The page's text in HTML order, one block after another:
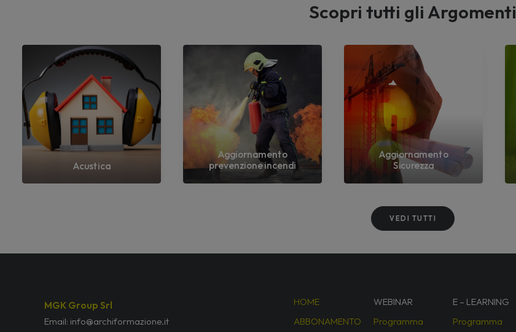
Scopri tutti gli Argomenti
Acustica
Aggiornamento
prevenzione incendi
Aggiornamento
Sicurezza
VEDI TUTTI
MGK Group Srl
Email: info@archiformazione.it
HOME
ABBONAMENTO
WEBINAR
Programma
E – LEARNING
Programma